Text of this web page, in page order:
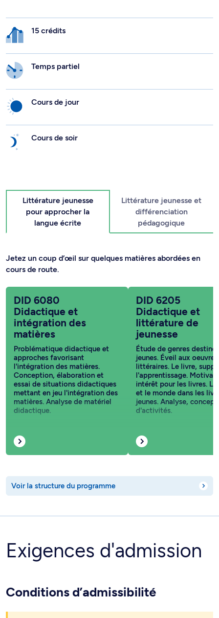
15 crédits
Temps partiel
Cours de jour
Cours de soir
Littérature jeunesse
pour approcher la
langue écrite
Littérature jeunesse et
différenciation
pédagogique
Jetez un coup d’œil sur quelques matières abordées en
cours de route.
DID 6080
Didactique et
intégration des
matières
Problématique didactique et
approches favorisant
l'intégration des matières.
Conception, élaboration et
essai de situations didactiques
mettant en jeu l'intégration des
matières. Analyse de matériel
didactique.
DID 6205
Didactique et
littérature de
jeunesse
Étude de genres
jeunes. Éveil aux oeuvres
littéraires. Le livre,
l'apprentissage.
intérêt pour les livres.
et le monde dans les
jeunes. Analyse,
d'activités.
Voir la structure du programme
Exigences d'admission
Conditions d’admissibilité